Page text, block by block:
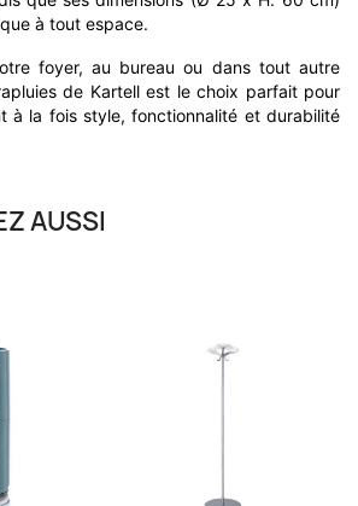
à tout espace.
foyer, au bureau ou dans tout autre
de Kartell est le choix parfait pour
à la fois style, fonctionnalité et durabilité
AUSSI